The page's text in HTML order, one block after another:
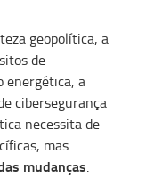
geopolítica, a
de
energética, a
cibersegurança
necessita de
mas
mudanças.